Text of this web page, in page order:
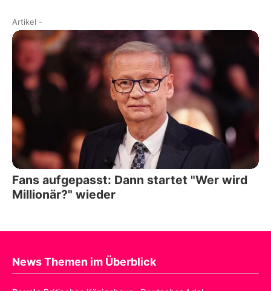
Artikel -
Fans aufgepasst: Dann startet "Wer wird
Millionär?" wieder
News Themen im Überblick